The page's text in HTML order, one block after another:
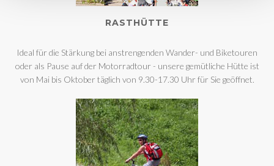
RASTHÜTTE
Ideal für die Stärkung bei anstrengenden Wander- und Biketouren
oder als Pause auf der Motorradtour - unsere gemütliche Hütte ist
von Mai bis Oktober täglich von 9.30-17.30 Uhr für Sie geöffnet.